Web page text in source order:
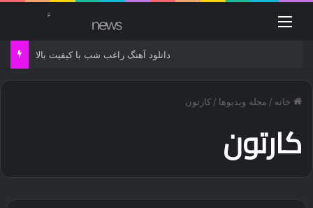
منو
دانلود آهنگ راغب شب با کیفیت بالا
خانه / مجله ویدیوها / کارتون
کارتون